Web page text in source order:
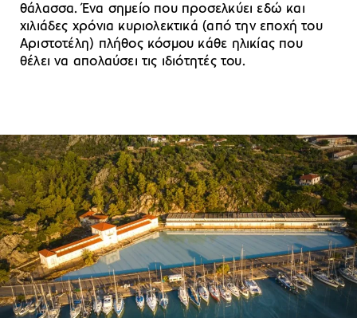
θάλασσα. Ένα σημείο που προσελκύει εδώ και
χιλιάδες χρόνια κυριολεκτικά (από την εποχή του
Αριστοτέλη) πλήθος κόσμου κάθε ηλικίας που
θέλει να απολαύσει τις ιδιότητές του.